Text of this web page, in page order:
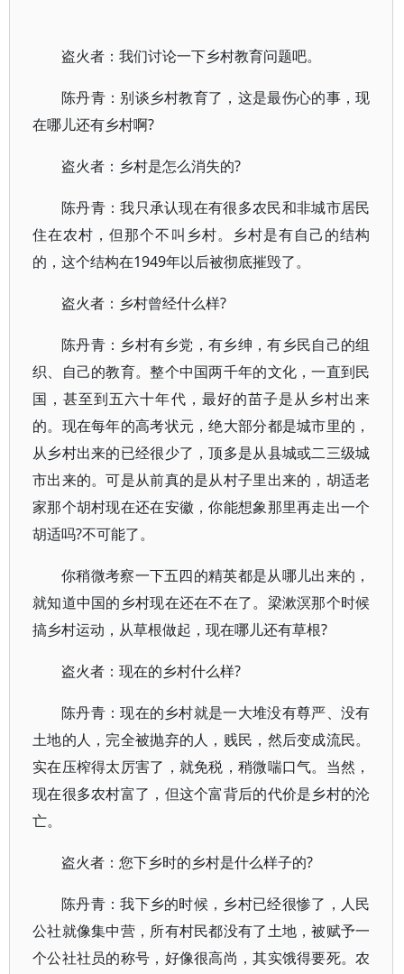
盗火者：我们讨论一下乡村教育问题吧。
陈丹青：别谈乡村教育了，这是最伤心的事，现
在哪儿还有乡村啊?
盗火者：乡村是怎么消失的?
陈丹青：我只承认现在有很多农民和非城市居民
住在农村，但那个不叫乡村。乡村是有自己的结构
的，这个结构在1949年以后被彻底摧毁了。
盗火者：乡村曾经什么样?
陈丹青：乡村有乡党，有乡绅，有乡民自己的组
织、自己的教育。整个中国两千年的文化，一直到民
国，甚至到五六十年代，最好的苗子是从乡村出来
的。现在每年的高考状元，绝大部分都是城市里的，
从乡村出来的已经很少了，顶多是从县城或二三级城
市出来的。可是从前真的是从村子里出来的，胡适老
家那个胡村现在还在安徽，你能想象那里再走出一个
胡适吗?不可能了。
你稍微考察一下五四的精英都是从哪儿出来的，
就知道中国的乡村现在还在不在了。梁漱溟那个时候
搞乡村运动，从草根做起，现在哪儿还有草根?
盗火者：现在的乡村什么样?
陈丹青：现在的乡村就是一大堆没有尊严、没有
土地的人，完全被抛弃的人，贱民，然后变成流民。
实在压榨得太厉害了，就免税，稍微喘口气。当然，
现在很多农村富了，但这个富背后的代价是乡村的沦
亡。
盗火者：您下乡时的乡村是什么样子的?
陈丹青：我下乡的时候，乡村已经很惨了，人民
公社就像集中营，所有村民都没有了土地，被赋予一
个公社社员的称号，好像很高尚，其实饿得要死。农